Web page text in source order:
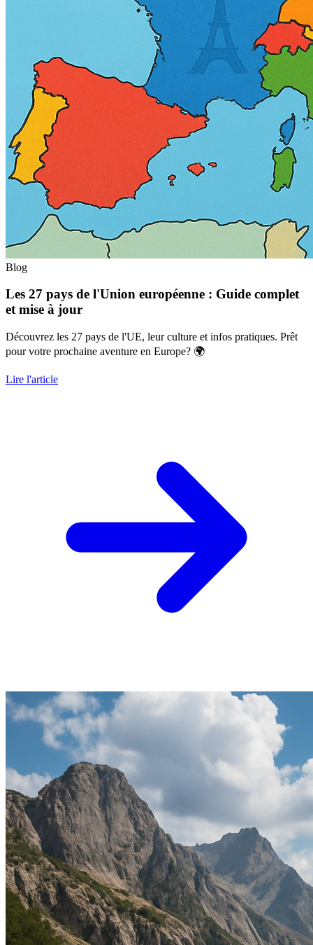
Blog
Les 27 pays de l'Union européenne : Guide complet
et mise à jour
Découvrez les 27 pays de l'UE, leur culture et infos pratiques. Prêt
pour votre prochaine aventure en Europe? 🌍
Lire l'article